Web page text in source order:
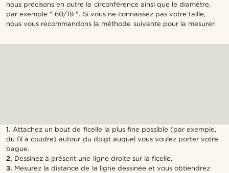
nous précisons en outre la circonférence ainsi que le diamètre,
par exemple " 60/19 ". Si vous ne connaissez pas votre taille,
nous vous recommandons la méthode suivante pour la mesurer.
1. Attachez un bout de ficelle la plus fine possible (par exemple,
du fil à coudre) autour du doigt auquel vous voulez porter votre
bague.
2. Dessinez à présent une ligne droite sur la ficelle.
3. Mesurez la distance de la ligne dessinée et vous obtiendrez